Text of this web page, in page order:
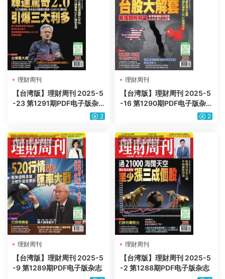
理財周刊
【台湾版】理財周刊 2025-5
-23 第1291期PDF电子版杂
2
理財周刊
【台湾版】理財周刊 2025-5
-16 第1290期PDF电子版杂
2
中文-商业财经
理財周刊
【台湾版】理財周刊 2025-5
-9 第1289期PDF电子版杂志
中文-商业财经
理財周刊
【台湾版】理財周刊 2025-5
-2 第1288期PDF电子版杂志